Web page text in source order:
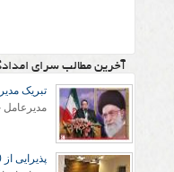
آخرین مطالب سرای
تبریک
پذیرایی از 2500زائر رضوی در سرای امدادگران هلال احمر خراسان رضوی